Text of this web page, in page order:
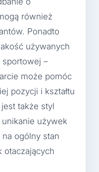
również
Ponadto
używanych
sportowej –
może pomóc
pozycji i kształtu
także styl
używek
na ogólny stan
otaczających